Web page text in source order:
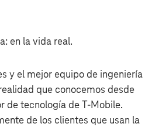
en la vida real.
y el mejor equipo de ingeniería
que conocemos desde
de tecnología de T‑Mobile.
de los clientes que usan la